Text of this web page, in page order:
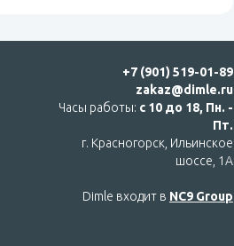
+7 (901) 519-01-89
zakaz@dimle.ru
Часы работы: с 10 до 18, Пн. -
Пт.
г. Красногорск, Ильинское
шоссе, 1А
Dimle входит в NC9 Group